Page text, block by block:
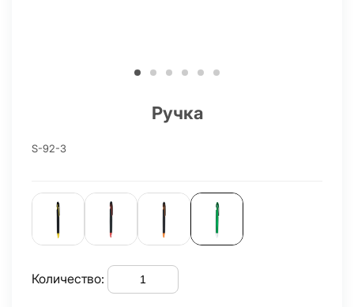
Ручка
S-92-3
Количество: